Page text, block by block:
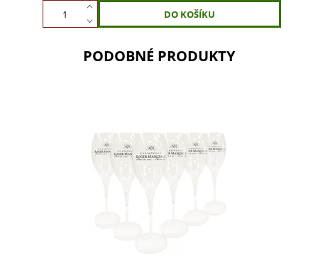
PODOBNÉ PRODUKTY
Sada 6ti skleniček ROGER MANCEAUX 16cl.
Tulipánové skleničky na šampaňské. Vychutnejte si
bublinky a vůně naplno. Objevte kvalitu!